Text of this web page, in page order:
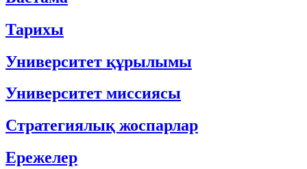
Тарихы
Университет құрылымы
Университет миссиясы
Стратегиялық жоспарлар
Ережелер